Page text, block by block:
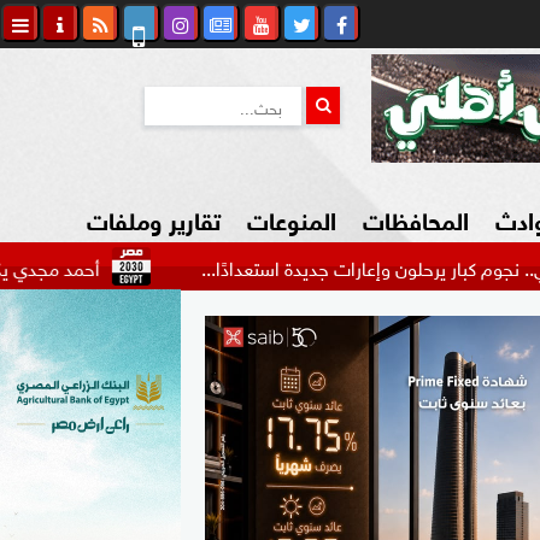
شكاوي المواطن
المحافظات المنوعات
السياحة في مصر
التكنولوجيا
المرأة والأسرة
السيارات
تقارير وملفات
أحمد مجدي يكشف وإعارات جديدة استعدادًا...